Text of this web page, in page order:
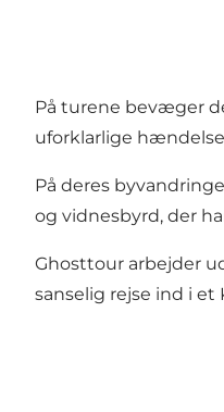
På turene bevæger
uforklarlige
På deres
og vidnesbyrd, der
Ghosttour arbejder
sanselig rejse ind i